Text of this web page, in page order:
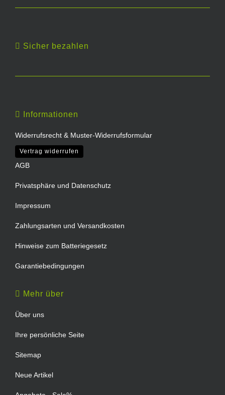
Sicher bezahlen
Informationen
Widerrufsrecht & Muster-Widerrufsformular
Vertrag widerrufen
AGB
Privatsphäre und Datenschutz
Impressum
Zahlungsarten und Versandkosten
Hinweise zum Batteriegesetz
Garantiebedingungen
Mehr über
Über uns
Ihre persönliche Seite
Sitemap
Neue Artikel